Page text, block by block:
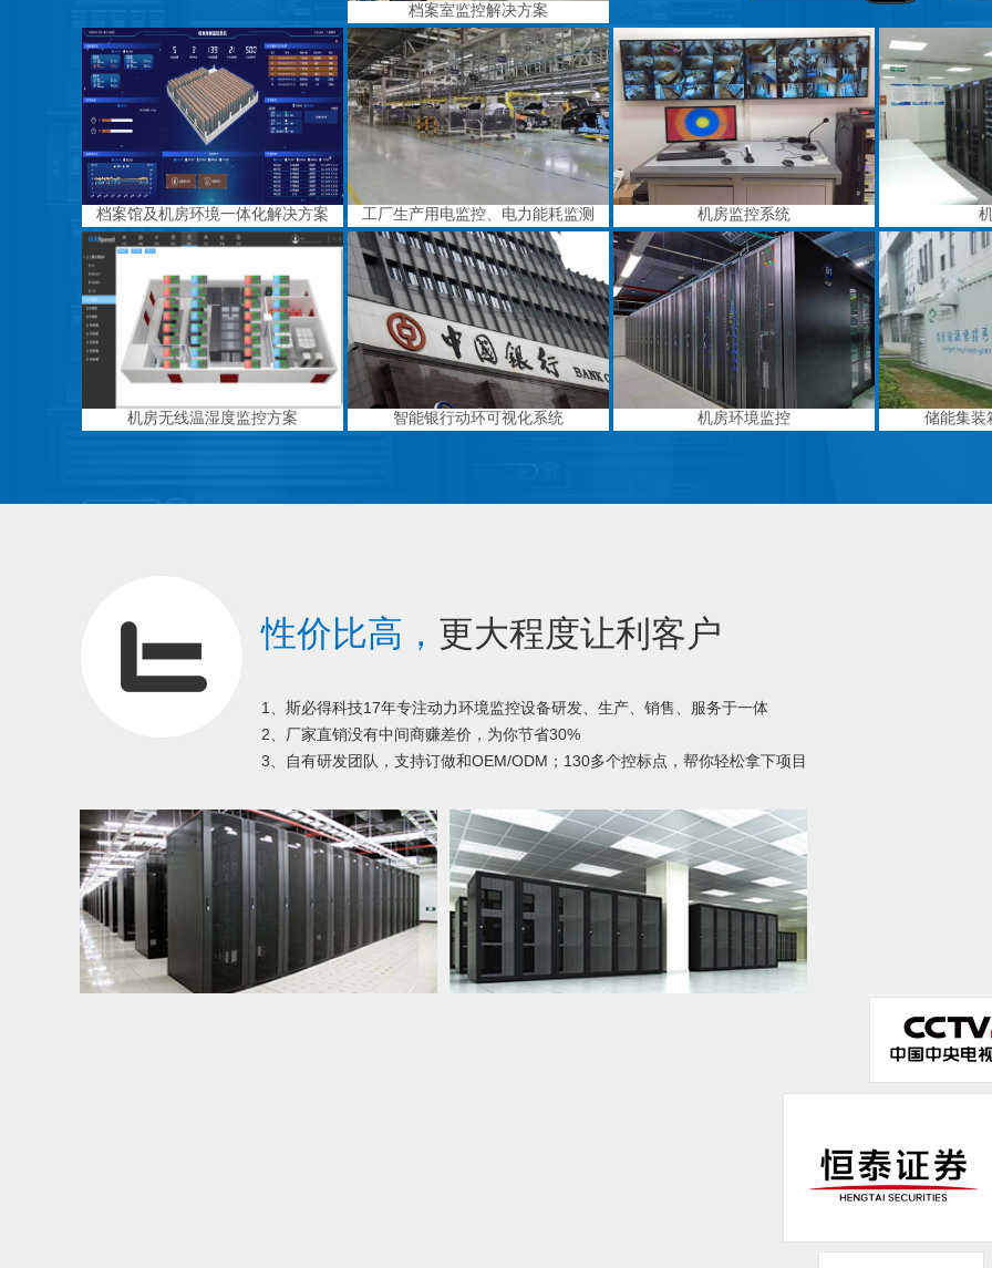
档案室监控解决方案
档案馆及机房环境一体化解决方案 工厂生产用电监控、电力能耗监测 机房监控系统
机房无线温湿度监控方案 智能银行动环可视化系统 机房环境监控 储能集装
性价比高， 更大程度让利客户
1、斯必得科技17年专注动力环境监控设备研发、生产、销售、服务于一体
2、厂家直销没有中间商赚差价，为你节省30%
3、自有研发团队，支持订做和OEM/ODM；130多个控标点，帮你轻松拿下项目